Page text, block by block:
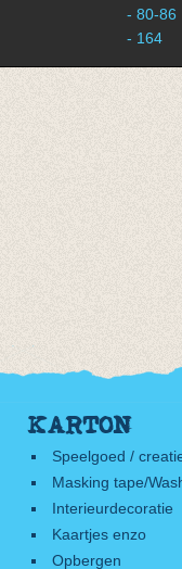
- 80-86
- 164
KARTON
Speelgoed /
Masking tape/
Interieurdecoratie
Kaartjes enzo
Opbergen